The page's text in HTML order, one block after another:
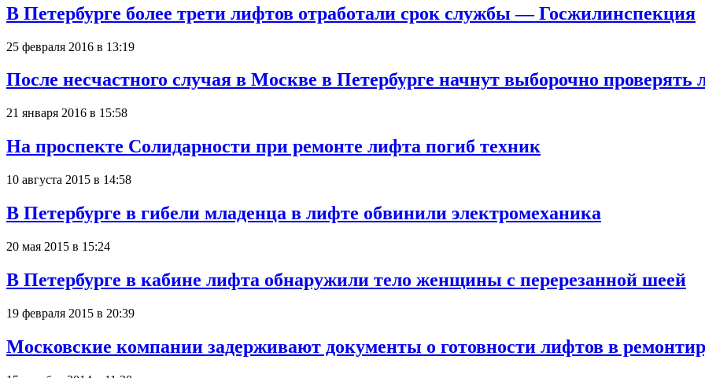
В Петербурге более трети лифтов отработали срок службы — Госжилинспекция
25 февраля 2016 в 13:19
После несчастного случая в Москве в Петербурге начнут выборочно проверять
21 января 2016 в 15:58
На проспекте Солидарности при ремонте лифта погиб техник
10 августа 2015 в 14:58
В Петербурге в гибели младенца в лифте обвинили электромеханика
20 мая 2015 в 15:24
В Петербурге в кабине лифта обнаружили тело женщины с перерезанной шеей
19 февраля 2015 в 20:39
Московские компании задерживают документы о готовности лифтов в